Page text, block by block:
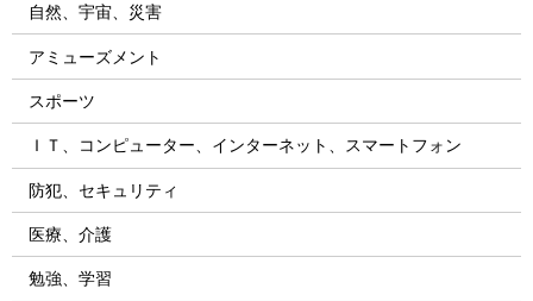
自然、宇宙、災害
アミューズメント
スポーツ
ＩＴ、コンピューター、インターネット、スマートフォン
防犯、セキュリティ
医療、介護
勉強、学習